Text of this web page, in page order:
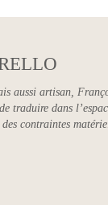
aussi artisan,
traduire dans
contraintes